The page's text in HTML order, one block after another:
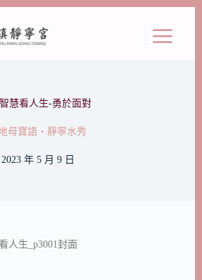
慧看人生-勇於面對
母寶語‧靜寧水秀
2023 年 5 月 9 日